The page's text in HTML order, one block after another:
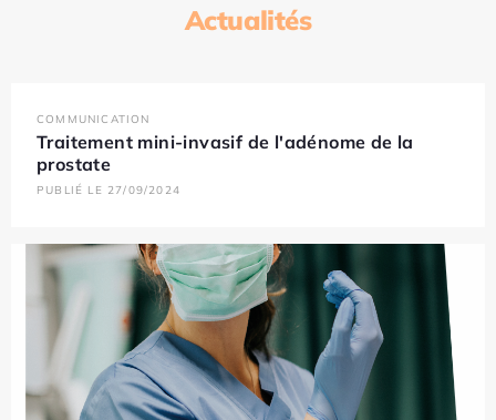
Actualités
COMMUNICATION
Traitement mini-invasif de l'adénome de la
prostate
PUBLIÉ LE 27/09/2024